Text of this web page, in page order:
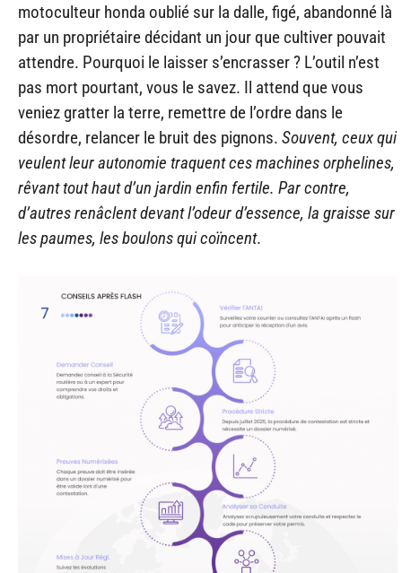
motoculteur honda oublié sur la dalle, figé, abandonné là
par un propriétaire décidant un jour que cultiver pouvait
attendre. Pourquoi le laisser s’encrasser ? L’outil n’est
pas mort pourtant, vous le savez. Il attend que vous
veniez gratter la terre, remettre de l’ordre dans le
désordre, relancer le bruit des pignons. Souvent, ceux qui
veulent leur autonomie traquent ces machines orphelines,
rêvant tout haut d’un jardin enfin fertile. Par contre,
d’autres renâclent devant l’odeur d’essence, la graisse sur
les paumes, les boulons qui coïncent.